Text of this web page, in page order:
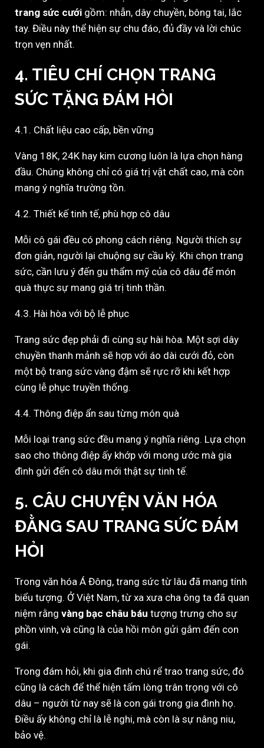
trang sức cưới gồm: nhẫn, dây chuyền, bông tai, lắc
tay. Điều này thể hiện sự chu đáo, đủ đầy và lời chúc
trọn vẹn nhất.
4. TIÊU CHÍ CHỌN TRANG
SỨC TẶNG ĐÁM HỎI
4.1. Chất liệu cao cấp, bền vững
Vàng 18K, 24K hay kim cương luôn là lựa chọn hàng
đầu. Chúng không chỉ có giá trị vật chất cao, mà còn
mang ý nghĩa trường tồn.
4.2. Thiết kế tinh tế, phù hợp cô dâu
Mỗi cô gái đều có phong cách riêng. Người thích sự
đơn giản, người lại chuộng sự cầu kỳ. Khi chọn trang
sức, cần lưu ý đến gu thẩm mỹ của cô dâu để món
quà thực sự mang giá trị tinh thần.
4.3. Hài hòa với bộ lễ phục
Trang sức đẹp phải đi cùng sự hài hòa. Một sợi dây
chuyền thanh mảnh sẽ hợp với áo dài cưới đỏ, còn
một bộ trang sức vàng đậm sẽ rực rỡ khi kết hợp
cùng lễ phục truyền thống.
4.4. Thông điệp ẩn sau từng món quà
Mỗi loại trang sức đều mang ý nghĩa riêng. Lựa chọn
sao cho thông điệp ấy khớp với mong ước mà gia
đình gửi đến cô dâu mới thật sự tinh tế.
5. CÂU CHUYỆN VĂN HÓA
ĐẰNG SAU TRANG SỨC ĐÁM
HỎI
Trong văn hóa Á Đông, trang sức từ lâu đã mang tính
biểu tượng. Ở Việt Nam, từ xa xưa cha ông ta đã quan
niệm rằng vàng bạc châu báu tượng trưng cho sự
phồn vinh, và cũng là của hồi môn gửi gắm đến con
gái.
Trong đám hỏi, khi gia đình chú rể trao trang sức, đó
cũng là cách để thể hiện tấm lòng trân trọng với cô
dâu – người từ nay sẽ là con gái trong gia đình họ.
Điều ấy không chỉ là lễ nghi, mà còn là sự nâng niu,
bảo vệ.